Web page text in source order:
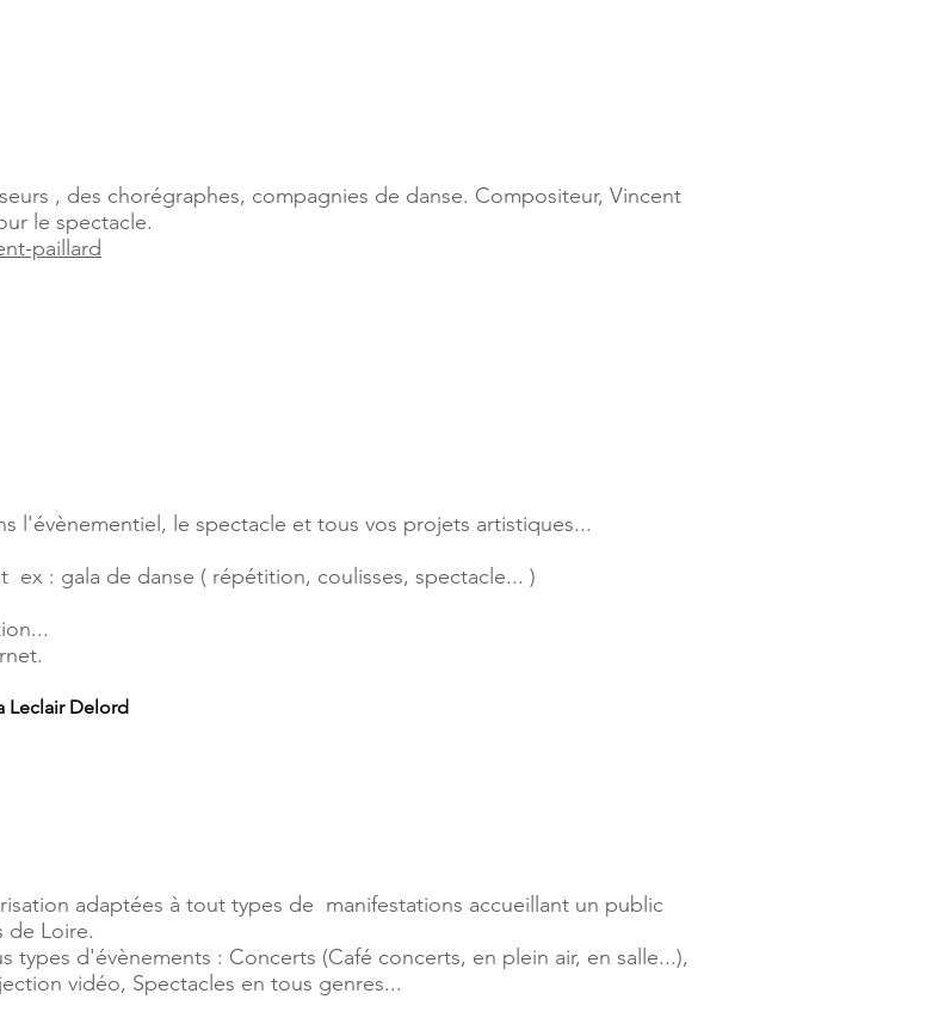
, des chorégraphes, compagnies de danse. Compositeur, Vincent
le spectacle.
paillard
l'évènementiel, le spectacle et tous vos projets artistiques...
: gala de danse ( répétition, coulisses, spectacle... )
Leclair Delord
adaptées à tout types de manifestations accueillant un public
de Loire.
types d'évènements : Concerts (Café concerts, en plein air, en salle...),
vidéo, Spectacles en tous genres...